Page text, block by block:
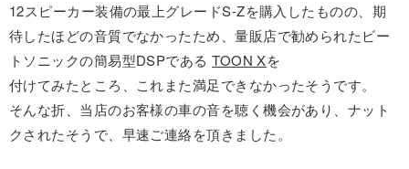
12スピーカー装備の最上グレードS-Zを購入したものの、期
待したほどの音質でなかったため、量販店で勧められたビー
トソニックの簡易型DSPであるTOON Xを
付けてみたところ、これまた満足できなかったそうです。
そんな折、当店のお客様の車の音を聴く機会があり、ナット
クされたそうで、早速ご連絡を頂きました。